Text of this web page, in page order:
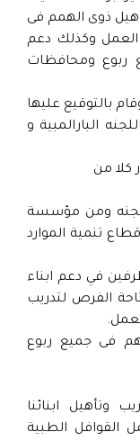
ذوى الهمم فى
وكذلك دعم
ربوع ومحافظات
بالتوقيع عليها
البارالمبية و
كلا من
للجنه ومن مؤسسة
تنمية الموارد
في دعم ابناء
الفرص لتدريب
فى جميع ربوع
وتأهيل ابنائنا
القوافل الطبية